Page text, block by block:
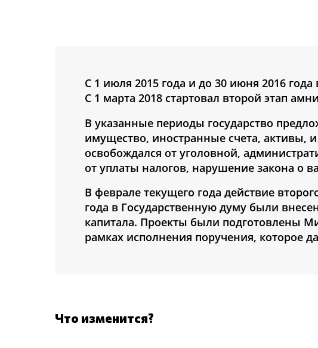
С 1 июля 2015 года и до 30 июня 2016
С 1 марта 2018 стартовал второй этап
В указанные периоды государство
имущество, иностранные счета, активы,
освобождался от уголовной,
от уплаты налогов, нарушение закона о
В феврале текущего года действие
года в Государственную думу были
капитала. Проекты были подготовлены
рамках исполнения поручения, которое
Что изменится?